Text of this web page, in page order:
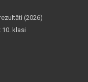
(2026)
10. klasi